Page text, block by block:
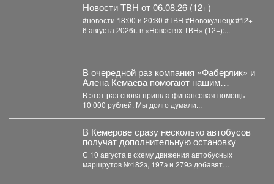
Новости ТВН от 06.08.26 (12+)
#новости 18:00 и 20:30 #ТВН #Новокузнецк #12+
6 августа 2026г. в «Новостях ТВН» (12+):...
В очередной раз компания «Фаберлик» и
Алена Кемаева помогают нашим
хвостикам!
В этот раз снова пришла финансовая помощь -
10 000 рублей. Мы долго думали...
В Кемерове сразу несколько автобусов
получат дополнительную остановку
С 10 августа в схему движения автобусных
маршрутов №182э, 197э и 279э добавят